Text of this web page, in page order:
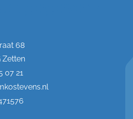
68
Zetten
07 21